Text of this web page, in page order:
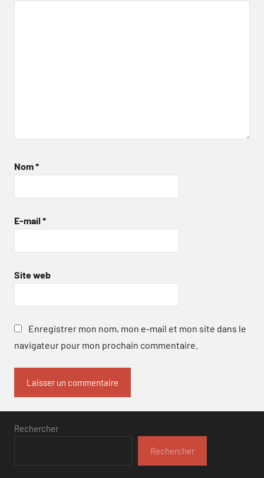
Nom*
E-mail *
Site web
Enregistrer mon nom, mon e-mail et mon site dans le
navigateur pour mon prochain commentaire.
Rechercher
Rechercher